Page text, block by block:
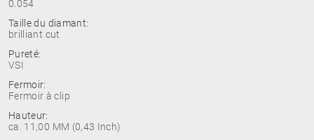
0.054
Taille du diamant:
brilliant cut
Pureté:
VSI
Fermoir:
Fermoir à clip
Hauteur:
ca. 11,00 MM (0,43 Inch)